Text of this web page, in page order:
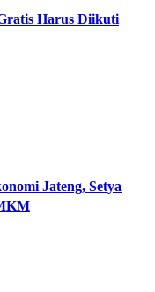
Harus Diikuti
Jateng, Setya